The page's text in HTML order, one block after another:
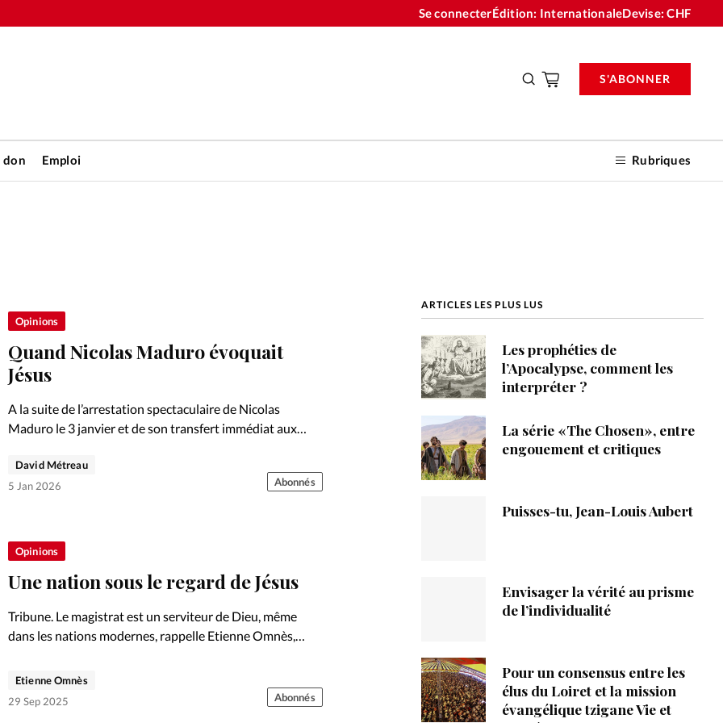
Se connecterÉdition: InternationaleDevise:CHF
don Emploi Rubriques
S'ABONNER
Foi
Opinions
Mon compte
Nous contacter
Emploi
Opinions
Quand Nicolas Maduro évoquait
Jésus
A la suite de l’arrestation spectaculaire de Nicolas
Maduro le 3 janvier et de son transfert immédiat aux
de mars 2019. Ce texte revient sur la…
David Métreau
5 Jan 2026
Abonnés
Opinions
Une nation sous le regard de Jésus
Tribune. Le magistrat est un serviteur de Dieu, même
dans les nations modernes, rappelle Etienne Omnès,
chrétienté, fidèle aux commandements divins, innovante
et loin…
Etienne Omnès
29 Sep 2025
Abonnés
ARTICLES LES PLUS LUS
Les prophéties de
l’Apocalypse, comment les
interpréter ?
La série «The Chosen», entre
engouement et critiques
Puisses-tu, Jean-Louis Aubert
Envisager la vérité au prisme
de l’individualité
Pour un consensus entre les
élus du Loiret et la mission
évangélique tzigane Vie et